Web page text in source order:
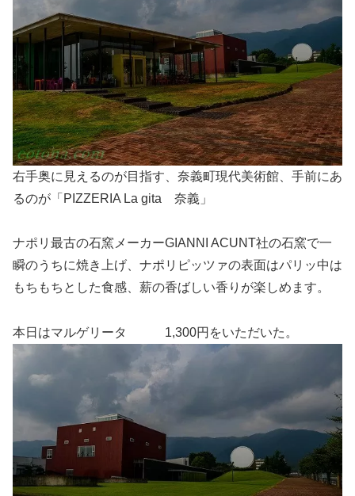
右手奥に見えるのが目指す、奈義町現代美術館、手前にあ
るのが「PIZZERIA La gita 奈義」
ナポリ最古の石窯メーカーGIANNI ACUNT社の石窯で一
瞬のうちに焼き上げ、ナポリピッツァの表面はパリッ中は
もちもちとした食感、薪の香ばしい香りが楽しめます。
本日はマルゲリータ 1,300円をいただいた。